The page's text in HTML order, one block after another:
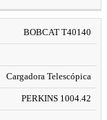
BOBCAT T40140
Cargadora Telescópica
PERKINS 1004.42